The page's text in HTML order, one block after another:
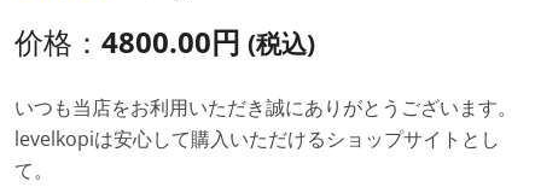
价格： 4800.00円 (税込)
いつも当店をお利用いただき誠にありがとうございます。
levelkopiは安心して購入いただけるショップサイトとし
て。